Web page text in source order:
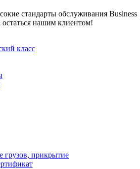
стандарты обслуживания Business
остаться нашим клиентом!
класс
грузов, прикрытие